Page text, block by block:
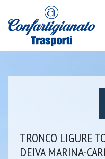
TRONCO LIGURE
DEIVA MARINA-